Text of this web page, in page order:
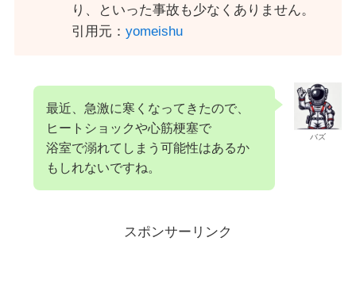
り、といった事故も少なくありません。
引用元：yomeishu
バズ
最近、急激に寒くなってきたので、
ヒートショックや心筋梗塞で
浴室で溺れてしまう可能性はあるか
もしれないですね。
スポンサーリンク